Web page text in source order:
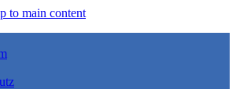
to main content